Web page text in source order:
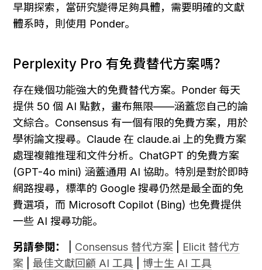
早期探索，當研究變得足夠具體，需要明確的文獻
體系時，則使用 Ponder。
Perplexity Pro 有免費替代方案嗎？
存在幾個功能強大的免費替代方案。Ponder 每天
提供 50 個 AI 點數，畫布無限——涵蓋您自己的論
文綜合。Consensus 有一個有限的免費方案，用於
學術論文搜尋。Claude 在 claude.ai 上的免費方案
處理複雜推理和文件分析。ChatGPT 的免費方案
(GPT-4o mini) 涵蓋通用 AI 協助。特別是對於即時
網路搜尋，標準的 Google 搜尋仍然是最全面的免
費選項，而 Microsoft Copilot (Bing) 也免費提供
一些 AI 搜尋功能。
另請參閱： Consensus 替代方案
Elicit 替代方
案
最佳文獻回顧 AI 工具 博士生 AI 工具